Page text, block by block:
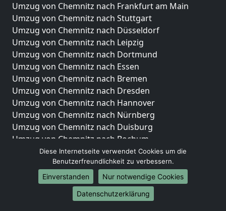
Umzug von Chemnitz nach Frankfurt am Main
Umzug von Chemnitz nach Stuttgart
Umzug von Chemnitz nach Düsseldorf
Umzug von Chemnitz nach Leipzig
Umzug von Chemnitz nach Dortmund
Umzug von Chemnitz nach Essen
Umzug von Chemnitz nach Bremen
Umzug von Chemnitz nach Dresden
Umzug von Chemnitz nach Hannover
Umzug von Chemnitz nach Nürnberg
Umzug von Chemnitz nach Duisburg
Umzug von Chemnitz nach Bochum
Umzug von Chemnitz nach Wuppertal
Umzug von Chemnitz nach Bielefeld
Umzug von Chemnitz nach Bonn
Umzug von Chemnitz nach Münster
Diese Internetseite verwendet Cookies um die
Benutzerfreundlichkeit zu verbessern.
Einverstanden
Nur notwendige Cookies
Datenschutzerklärung